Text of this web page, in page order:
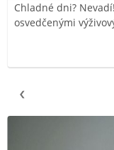
Chladné dni?
osvedčenými